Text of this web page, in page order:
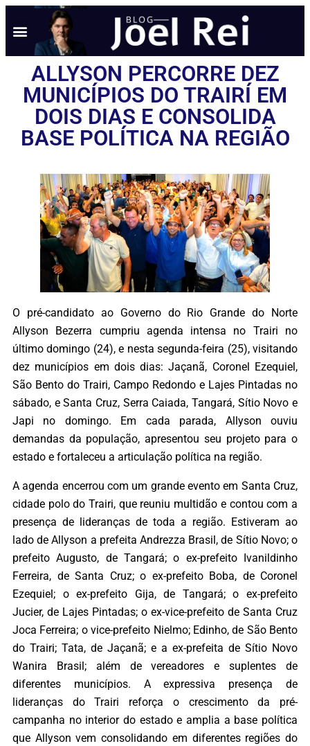
ALLYSON PERCORRE DEZ
MUNICÍPIOS DO TRAIRÍ EM
DOIS DIAS E CONSOLIDA
BASE POLÍTICA NA REGIÃO
O pré-candidato ao Governo do Rio Grande do Norte
Allyson Bezerra cumpriu agenda intensa no Trairi no
último domingo (24), e nesta segunda-feira (25), visitando
dez municípios em dois dias: Jaçanã, Coronel Ezequiel,
São Bento do Trairi, Campo Redondo e Lajes Pintadas no
sábado, e Santa Cruz, Serra Caiada, Tangará, Sítio Novo e
Japi no domingo. Em cada parada, Allyson ouviu
demandas da população, apresentou seu projeto para o
estado e fortaleceu a articulação política na região.
A agenda encerrou com um grande evento em Santa Cruz,
cidade polo do Trairi, que reuniu multidão e contou com a
presença de lideranças de toda a região. Estiveram ao
lado de Allyson a prefeita Andrezza Brasil, de Sítio Novo; o
prefeito Augusto, de Tangará; o ex-prefeito Ivanildinho
Ferreira, de Santa Cruz; o ex-prefeito Boba, de Coronel
Ezequiel; o ex-prefeito Gija, de Tangará; o ex-prefeito
Jucier, de Lajes Pintadas; o ex-vice-prefeito de Santa Cruz
Joca Ferreira; o vice-prefeito Nielmo; Edinho, de São Bento
do Trairi; Tata, de Jaçanã; e a ex-prefeita de Sítio Novo
Wanira Brasil; além de vereadores e suplentes de
diferentes municípios. A expressiva presença de
lideranças do Trairi reforça o crescimento da pré-
campanha no interior do estado e amplia a base política
que Allyson vem consolidando em diferentes regiões do